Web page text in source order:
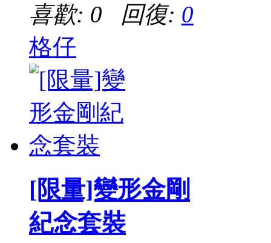
喜歡: 0 回復: 0
格仔
[限量]變形金剛
紀念套裝